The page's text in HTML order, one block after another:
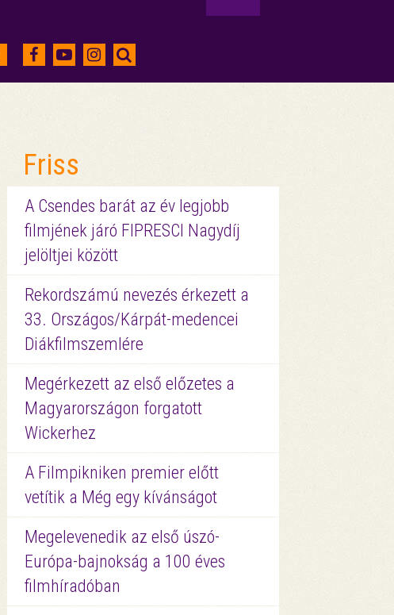
Friss
A Csendes barát az év legjobb
filmjének járó FIPRESCI Nagydíj
jelöltjei között
Rekordszámú nevezés érkezett a
33. Országos/Kárpát-medencei
Diákfilmszemlére
Megérkezett az első előzetes a
Magyarországon forgatott
Wickerhez
A Filmpikniken premier előtt
vetítik a Még egy kívánságot
Megelevenedik az első úszó-
Európa-bajnokság a 100 éves
filmhíradóban